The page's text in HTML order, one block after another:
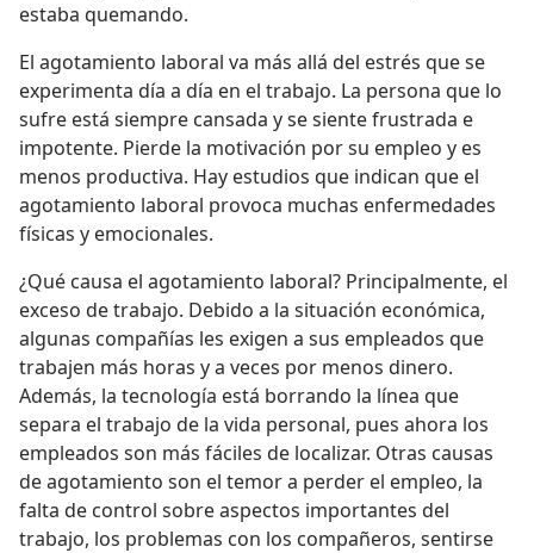
estaba quemando.
El agotamiento laboral va más allá del estrés que se
experimenta día a día en el trabajo. La persona que lo
sufre está siempre cansada y se siente frustrada e
impotente. Pierde la motivación por su empleo y es
menos productiva. Hay estudios que indican que el
agotamiento laboral provoca muchas enfermedades
físicas y emocionales.
¿Qué causa el agotamiento laboral? Principalmente, el
exceso de trabajo. Debido a la situación económica,
algunas compañías les exigen a sus empleados que
trabajen más horas y a veces por menos dinero.
Además, la tecnología está borrando la línea que
separa el trabajo de la vida personal, pues ahora los
empleados son más fáciles de localizar. Otras causas
de agotamiento son el temor a perder el empleo, la
falta de control sobre aspectos importantes del
trabajo, los problemas con los compañeros, sentirse